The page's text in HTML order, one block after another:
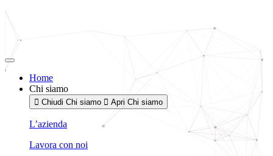
Vai
Home
Chi siamo
Chiudi Chi siamo Apri Chi siamo
L’azienda
Lavora con noi